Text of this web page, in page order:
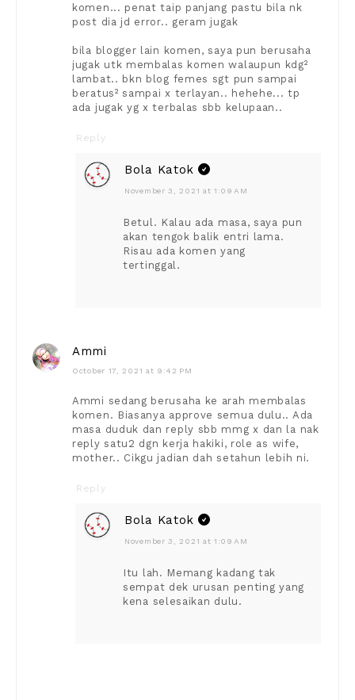
komen... penat taip panjang pastu bila nk
post dia jd error.. geram jugak
bila blogger lain komen, saya pun berusaha
jugak utk membalas komen walaupun kdg²
lambat.. bkn blog femes sgt pun sampai
beratus² sampai x terlayan.. hehehe... tp
ada jugak yg x terbalas sbb kelupaan..
Reply
Bola Katok
November 3, 2021 at 1:09 AM
Betul. Kalau ada masa, saya pun
akan tengok balik entri lama.
Risau ada komen yang
tertinggal.
Ammi
October 17, 2021 at 9:42 PM
Ammi sedang berusaha ke arah membalas
komen. Biasanya approve semua dulu.. Ada
masa duduk dan reply sbb mmg x dan la nak
reply satu2 dgn kerja hakiki, role as wife,
mother.. Cikgu jadian dah setahun lebih ni.
Reply
Bola Katok
November 3, 2021 at 1:09 AM
Itu lah. Memang kadang tak
sempat dek urusan penting yang
kena selesaikan dulu.